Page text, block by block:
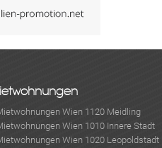
Wien 1120 Meidling
Wien 1010 Innere Stadt
Wien 1020 Leopoldstadt